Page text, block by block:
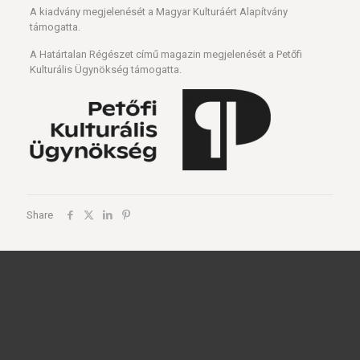
A kiadvány megjelenését a Magyar Kulturáért Alapítvány
támogatta.
A Határtalan Régészet című magazin megjelenését a Petőfi
Kulturális Ügynökség támogatta.
Share